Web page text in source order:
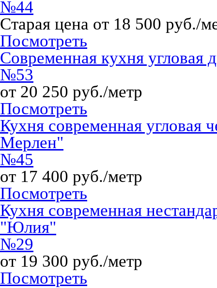
№44
Старая цена от 18 500 руб./
Посмотреть
Современная кухня угловая
№53
от 20 250 руб./метр
Посмотреть
Кухня современная
Мерлен"
№45
от 17 400 руб./метр
Посмотреть
Кухня современная
"Юлия"
№29
от 19 300 руб./метр
Посмотреть